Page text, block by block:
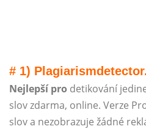
# 1)
Nejlepší pro detikování
slov zdarma, online. Verze
slov a nezobrazuje žádné